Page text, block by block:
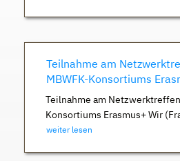
Teilnahme am
MBWFK-Konsortiums
Teilnahme am
Konsortiums Erasmus+ Wir
weiter lesen